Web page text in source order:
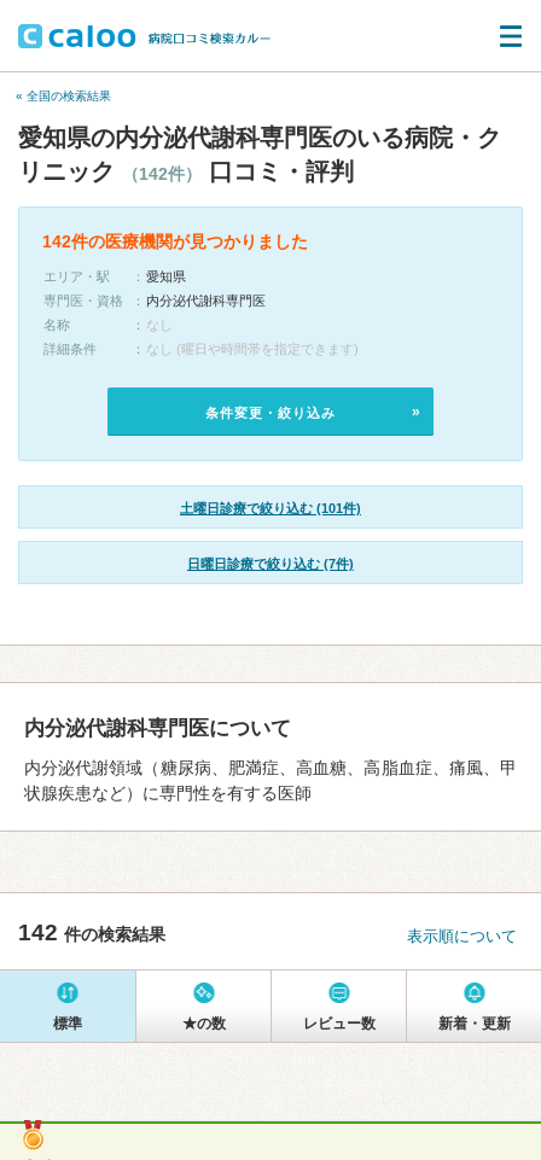
« 全国の検索結果
愛知県の内分泌代謝科専門医のいる病院・ク
リニック
（142件） 口コミ・評判
142件の医療機関が見つかりました
エリア・駅
愛知県
専門医・資格
内分泌代謝科専門医
名称
なし
詳細条件
なし (曜日や時間帯を指定できます)
条件変更・絞り込み
土曜日診療で絞り込む (101件)
日曜日診療で絞り込む (7件)
内分泌代謝科専門医について
内分泌代謝領域（糖尿病、肥満症、高血糖、高脂血症、痛風、甲
状腺疾患など）に専門性を有する医師
142 件の検索結果 表示順について
標準 ★の数 レビュー数 新着・更新